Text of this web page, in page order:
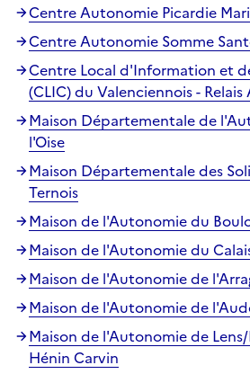
Centre Autonomie Picardie
Centre Autonomie Somme
Centre Local d'Information et
(CLIC) du Valenciennois -
Maison Départementale de
l'Oise
Maison Départementale des
Ternois
Maison de l'Autonomie du
Maison de l'Autonomie du
Maison de l'Autonomie de
Maison de l'Autonomie de
Maison de l'Autonomie de
Hénin Carvin